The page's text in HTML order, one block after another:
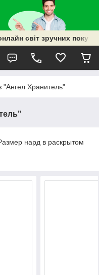
світ зручних
"Ангел Хранитель"
нард в раскрытом